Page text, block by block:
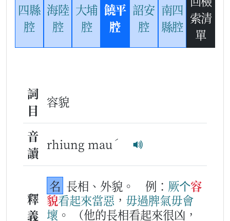
四縣
腔
海陸
腔
大埔
腔
饒平
腔
詔安
腔
南四
縣腔
索清
單
詞
目
容貌
音
讀
rhiung mau ˊ
釋
義
名 長相、外貌。 例： 厥个容
貌看起來當惡 ， 毋過脾氣毋會
壞 。
（他的長相看起來很凶，